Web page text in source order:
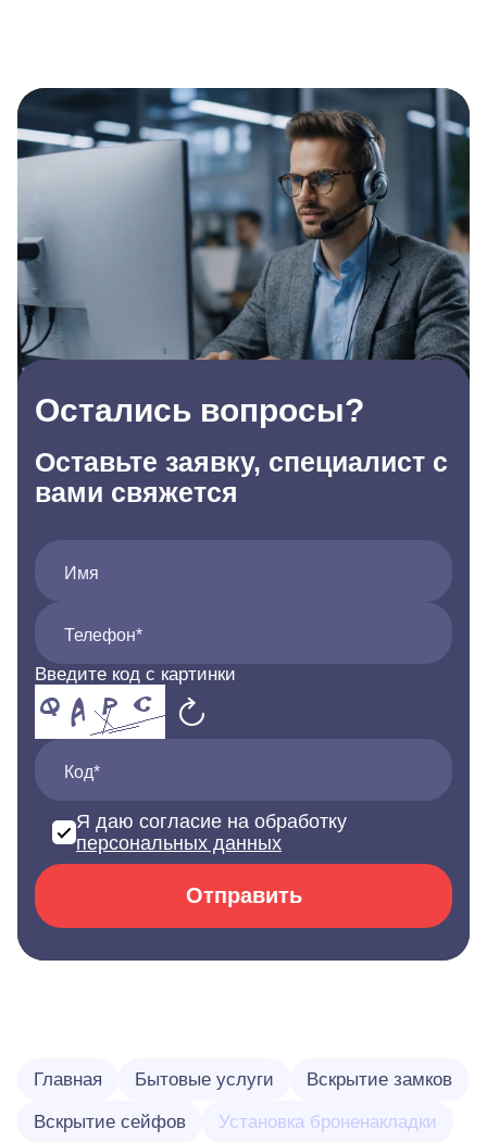
Остались вопросы?
Оставьте заявку, специалист с
вами свяжется
Имя
Телефон*
Введите код с картинки
Код*
Я даю согласие на обработку
персональных данных
Отправить
Главная Бытовые услуги Вскрытие замков
Вскрытие сейфов Установка броненакладки